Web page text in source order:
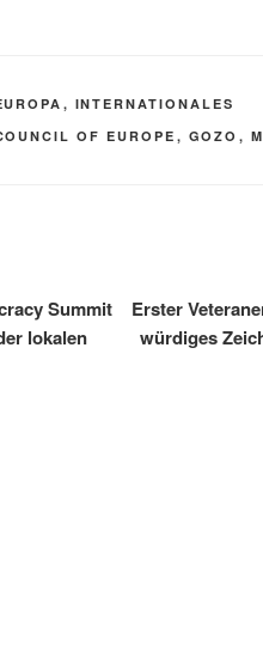
, INTERNATIONALES
OF EUROPE, GOZO ,
Summit
lokalen
Erster
würdiges